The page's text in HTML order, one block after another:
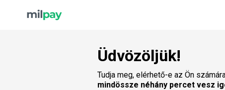
Üdvözöljük!
Tudja meg, elérhető-e az Ön
mindössze néhány percet vesz